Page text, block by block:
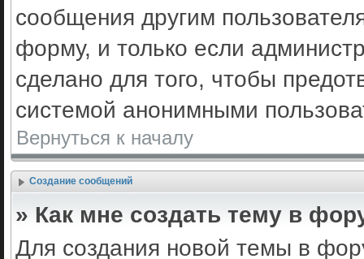
сообщения другим
форму, и только если
сделано для того, чтобы
системой анонимными
Вернуться к началу
Создание сообщений
» Как мне создать тему в
Для создания новой темы в